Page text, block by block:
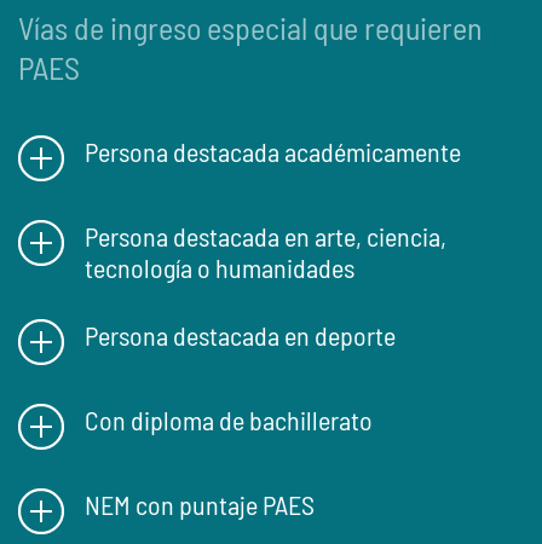
Vías de ingreso especial que requieren
PAES
Persona destacada académicamente
Persona destacada en arte, ciencia,
tecnología o humanidades
Persona destacada en deporte
Con diploma de bachillerato
NEM con puntaje PAES